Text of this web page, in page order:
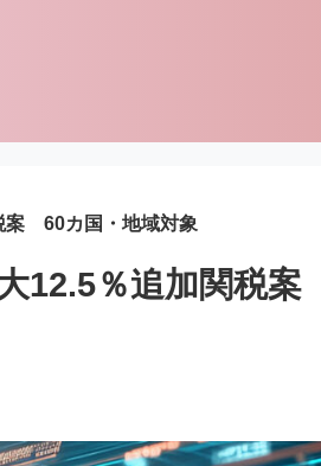
案 60カ国・地域対象
12.5％追加関税案